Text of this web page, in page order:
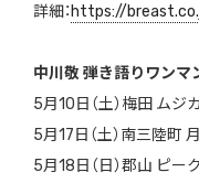
詳細： https://
中川敬 弾き語りワンマ
5月10日（土）梅田 ムジ
5月17日（土）南三陸町
5月18日（日）郡山 ピー